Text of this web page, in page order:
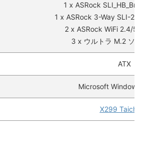
1 x ASRock
1 x ASRock 3-Way SLI-
2 x ASRock WiFi 2.4/5
3 x ウルトラ M.2 ソ
ATX
Microsoft
X299 Taichi